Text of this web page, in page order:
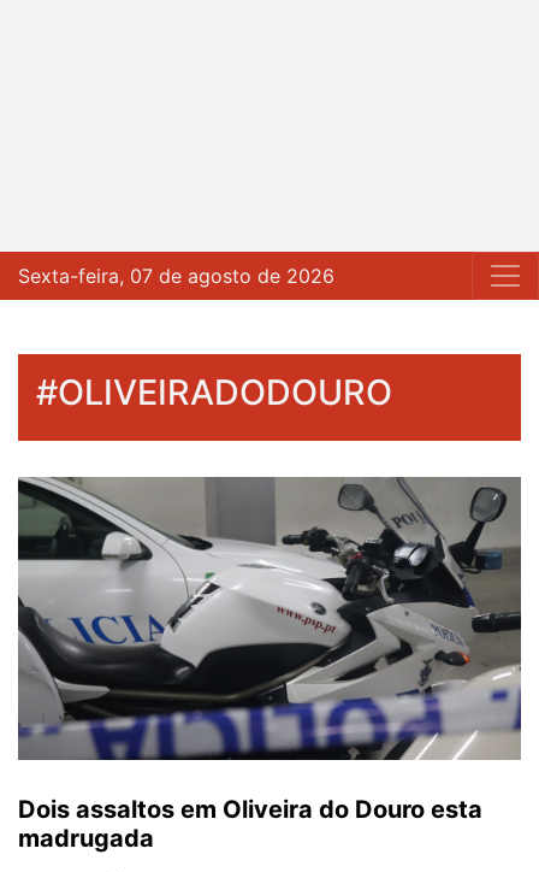
Sexta-feira, 07 de agosto de 2026
#OLIVEIRADODOURO
Dois assaltos em Oliveira do Douro esta
madrugada